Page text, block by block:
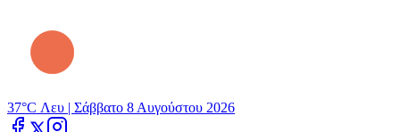
37°C Λευ | Σάββατο 8 Αυγούστου 2026